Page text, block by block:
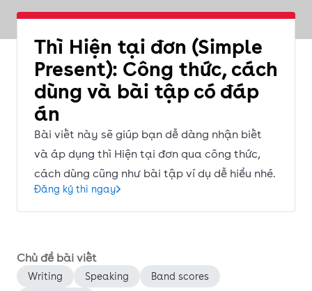
Thì Hiện tại đơn (Simple
Present): Công thức, cách
dùng và bài tập có đáp
án
Bài viết này sẽ giúp bạn dễ dàng nhận biết
và áp dụng thì Hiện tại đơn qua công thức,
cách dùng cũng như bài tập ví dụ dễ hiểu nhé.
Đăng ký thi ngay
Chủ đề bài viết
Writing Speaking
Band scores